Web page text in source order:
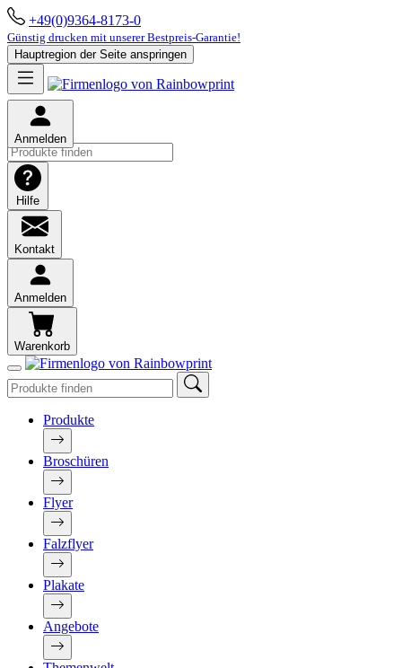
+49(0)9364-8173-0
Günstig drucken mit unserer Bestpreis-Garantie!
Hauptregion der Seite anspringen
Anmelden
Hilfe
Kontakt
Anmelden
Warenkorb
Produkte
Broschüren
Flyer
Falzflyer
Plakate
Angebote